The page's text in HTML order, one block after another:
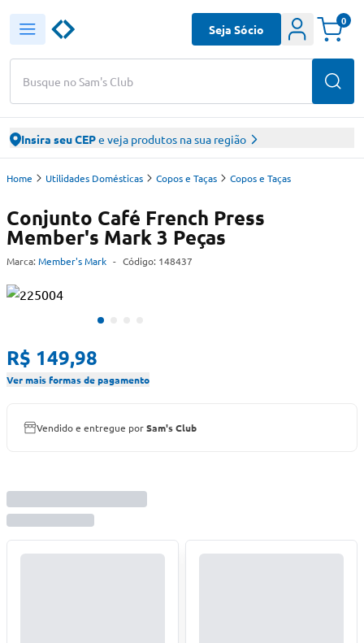
Busque no Sam's Club
Seja Sócio
0
Insira seu CEPe veja produtos na sua região
Home Utilidades Domésticas Copos e Taças Copos e Taças
Conjunto Café French Press
Member's Mark 3 Peças
Marca: Member's Mark - Código: 148437
R$ 149,98
Ver mais formas de pagamento
Vendido e entregue porSam's Club